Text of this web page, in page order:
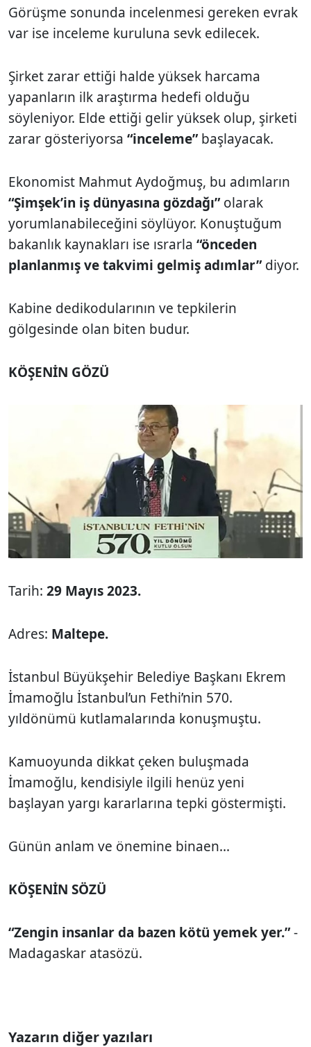
Görüşme sonunda incelenmesi gereken evrak
var ise inceleme kuruluna sevk edilecek.
Şirket zarar ettiği halde yüksek harcama
yapanların ilk araştırma hedefi olduğu
söyleniyor. Elde ettiği gelir yüksek olup, şirketi
zarar gösteriyorsa “inceleme”başlayacak.
Ekonomist Mahmut Aydoğmuş, bu adımların
“Şimşek’in iş dünyasına gözdağı”olarak
yorumlanabileceğini söylüyor. Konuştuğum
bakanlık kaynakları ise ısrarla “önceden
planlanmış ve takvimi gelmiş adımlar”diyor.
Kabine dedikodularının ve tepkilerin
gölgesinde olan biten budur.
KÖŞENİN GÖZÜ
Tarih: 29 Mayıs 2023.
Adres: Maltepe.
İstanbul Büyükşehir Belediye Başkanı Ekrem
İmamoğlu İstanbul’un Fethi’nin 570.
yıldönümü kutlamalarında konuşmuştu.
Kamuoyunda dikkat çeken buluşmada
İmamoğlu, kendisiyle ilgili henüz yeni
başlayan yargı kararlarına tepki göstermişti.
Günün anlam ve önemine binaen...
KÖŞENİN SÖZÜ
“Zengin insanlar da bazen kötü yemek yer.”-
Madagaskar atasözü.
Yazarın diğer yazıları